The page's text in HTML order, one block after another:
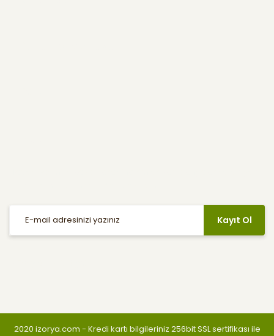
Kayıt Ol
2020 izorya.com - Kredi kartı bilgileriniz 256bit SSL sertifikası ile